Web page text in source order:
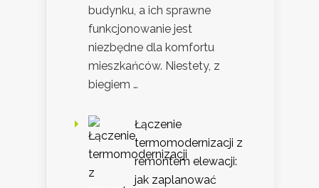
budynku, a ich sprawne
funkcjonowanie jest
niezbędne dla komfortu
mieszkańców. Niestety, z
biegiem …
Łączenie
termomodernizacji z
remontem elewacji:
jak zaplanować